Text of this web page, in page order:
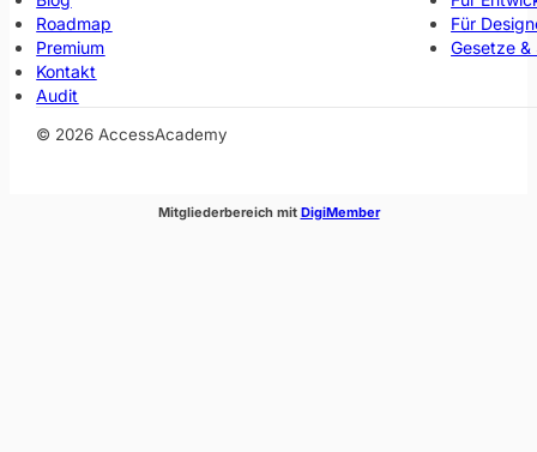
Roadmap
Premium
Kontakt
Audit
Für
Gesetze
© 2026 AccessAcademy
Mitgliederbereich mit DigiMember(öffnet im neuen